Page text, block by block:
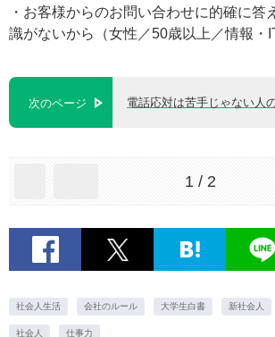
・お客様からのお問い合わせに的確に答
識がないから（女性／50歳以上／情報・
次のページ 電話応対は苦手じゃない人
1 / 2
社会人生活 会社のルール 大学生白書 新社会人
社会人 仕事力